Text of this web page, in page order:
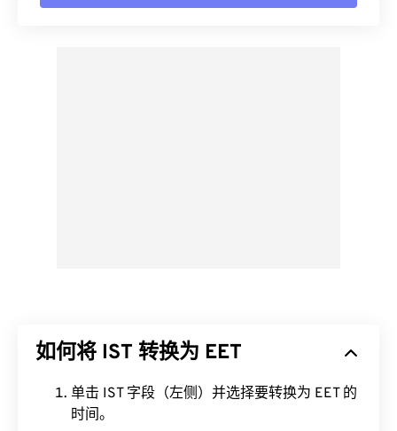
如何将 IST 转换为 EET
单击 IST 字段（左侧）并选择要转换为 EET 的
时间。